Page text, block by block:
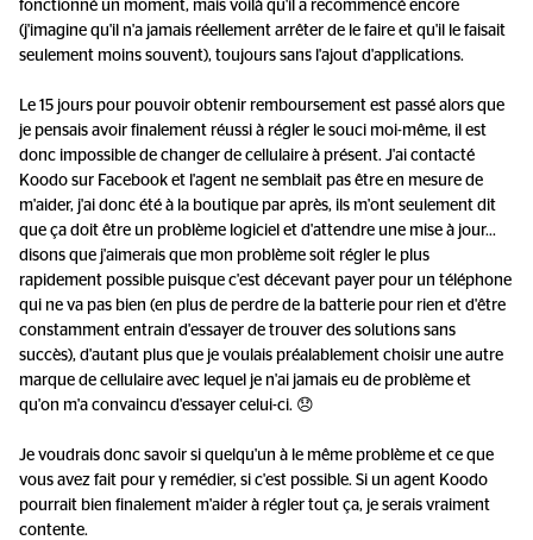
fonctionné un moment, mais voilà qu'il a recommencé encore
(j'imagine qu'il n'a jamais réellement arrêter de le faire et qu'il le faisait
seulement moins souvent), toujours sans l'ajout d'applications.
Le 15 jours pour pouvoir obtenir remboursement est passé alors que
je pensais avoir finalement réussi à régler le souci moi-même, il est
donc impossible de changer de cellulaire à présent. J'ai contacté
Koodo sur Facebook et l'agent ne semblait pas être en mesure de
m'aider, j'ai donc été à la boutique par après, ils m'ont seulement dit
que ça doit être un problème logiciel et d'attendre une mise à jour...
disons que j'aimerais que mon problème soit régler le plus
rapidement possible puisque c'est décevant payer pour un téléphone
qui ne va pas bien (en plus de perdre de la batterie pour rien et d'être
constamment entrain d'essayer de trouver des solutions sans
succès), d'autant plus que je voulais préalablement choisir une autre
marque de cellulaire avec lequel je n'ai jamais eu de problème et
qu'on m'a convaincu d'essayer celui-ci. 😞
Je voudrais donc savoir si quelqu'un à le même problème et ce que
vous avez fait pour y remédier, si c'est possible. Si un agent Koodo
pourrait bien finalement m'aider à régler tout ça, je serais vraiment
contente.